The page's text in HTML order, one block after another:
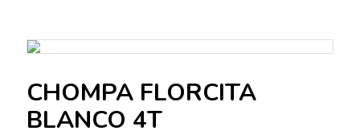
CHOMPA FLORCITA
BLANCO 4T